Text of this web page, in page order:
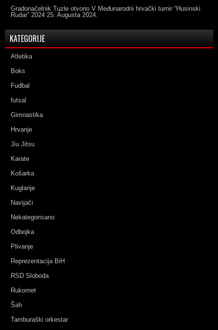
Gradonačelnik Tuzle otvorio V Međunarodni hrvački turnir “Husinski
Rudar” 2024 25. Augusta 2024.
KATEGORIJE
Atletika
Boks
Fudbal
futsal
Gimnastika
Hrvanje
Jiu Jitsu
Karate
Košarka
Kuglanje
Navijači
Nekategorisano
Odbojka
Plivanje
Reprezentacija BiH
RSD Sloboda
Rukomet
Šah
Tamburaški orkestar